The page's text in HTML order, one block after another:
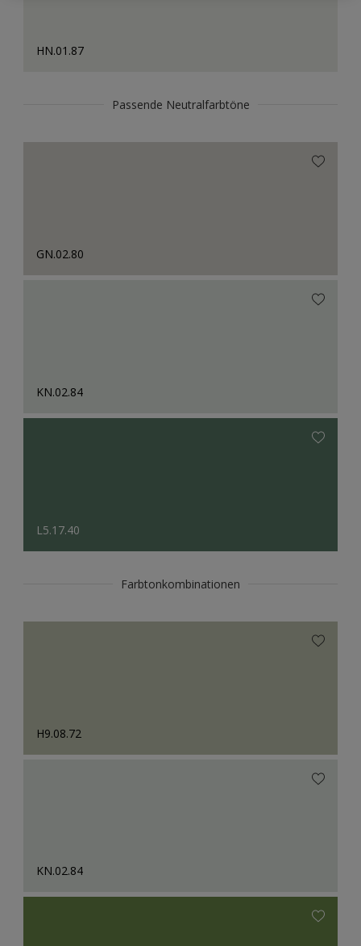
HN.01.87
Passende Neutralfarbtöne
GN.02.80
KN.02.84
L5.17.40
Farbtonkombinationen
H9.08.72
KN.02.84